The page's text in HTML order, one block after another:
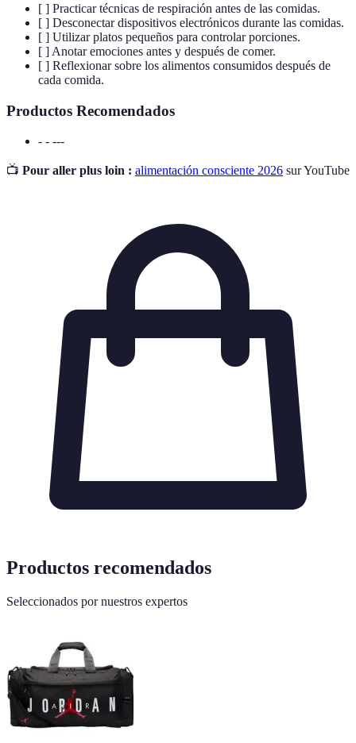
[ ] Practicar técnicas de respiración antes de las comidas.
[ ] Desconectar dispositivos electrónicos durante las comidas.
[ ] Utilizar platos pequeños para controlar porciones.
[ ] Anotar emociones antes y después de comer.
[ ] Reflexionar sobre los alimentos consumidos después de
cada comida.
Productos Recomendados
- - ---
📺 Pour aller plus loin : alimentación consciente 2026 sur YouTube
Productos recomendados
Seleccionados por nuestros expertos